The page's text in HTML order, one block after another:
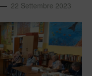
22 Settembre 2023